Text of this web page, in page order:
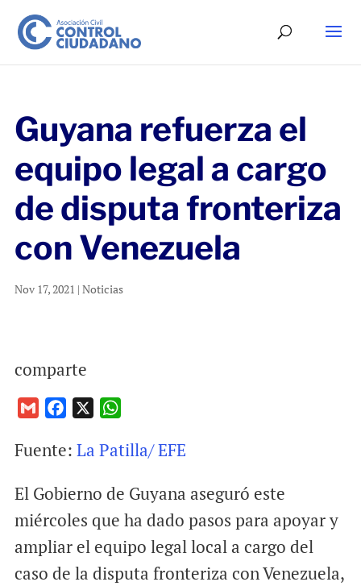
Guyana refuerza el
equipo legal a cargo
de disputa fronteriza
con Venezuela
Nov 17, 2021 | Noticias
comparte
a
l
c
b
o
k
a
s
A
p
Fuente: La Patilla/ EFE
El Gobierno de Guyana aseguró este
miércoles que ha dado pasos para apoyar y
ampliar el equipo legal local a cargo del
caso de la disputa fronteriza con Venezuela,